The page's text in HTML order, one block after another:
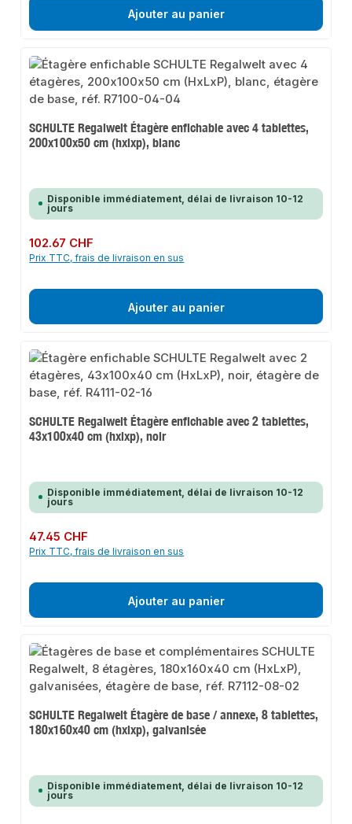
Ajouter au panier
SCHULTE Regalwelt Étagère enfichable avec 4 tablettes,
200x100x50 cm (hxlxp), blanc
Disponible immédiatement, délai de livraison 10-12
jours
Prix régulier :
102.67 CHF
Prix TTC, frais de livraison en sus
Ajouter au panier
SCHULTE Regalwelt Étagère enfichable avec 2 tablettes,
43x100x40 cm (hxlxp), noir
Disponible immédiatement, délai de livraison 10-12
jours
Prix régulier :
47.45 CHF
Prix TTC, frais de livraison en sus
Ajouter au panier
SCHULTE Regalwelt Étagère de base / annexe, 8 tablettes,
180x160x40 cm (hxlxp), galvanisée
Disponible immédiatement, délai de livraison 10-12
jours